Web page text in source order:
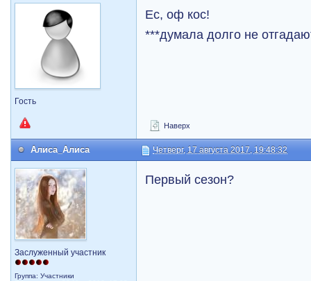
Гость
Ес, оф кос!
***думала долго не
Наверх
Алиса_Алиса Четверг, 17 августа 2017, 19:48:32
Заслуженный участник
Группа: Участники
Первый сезон?